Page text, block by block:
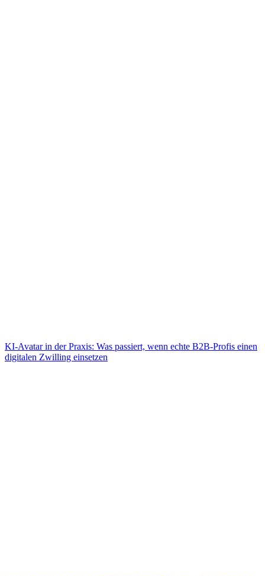
KI-Avatar in der Praxis: Was passiert, wenn echte B2B-Profis einen
digitalen Zwilling einsetzen